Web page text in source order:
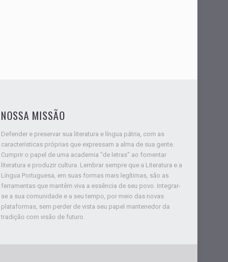
NOSSA MISSÃO
Defender e preservar sua literatura e língua pátria, com as
características próprias que expressam a alma de sua gente.
Cumprir o papel de uma academia “de letras” ao fomentar
literatura e produzir cultura. Lembrar sempre que a Literatura e a
Língua Portuguesa, em suas formas mais legítimas, são as
ferramentas que mantêm viva a essência de seu povo. Integrar-
se a sua comunidade e a seu tempo, por meio das novas
plataformas, sem perder de vista seu papel mantenedor da
tradição com visão de futuro.